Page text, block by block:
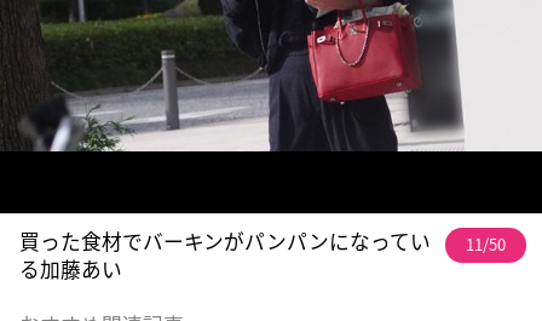
買った食材でバーキンがパンパンになってい
る加藤あい
11/50